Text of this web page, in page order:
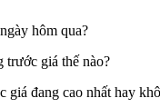
hôm qua?
trước giá thế nào?
giá đang cao nhất hay